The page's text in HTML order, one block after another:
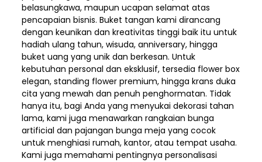
belasungkawa, maupun ucapan selamat atas
pencapaian bisnis. Buket tangan kami dirancang
dengan keunikan dan kreativitas tinggi baik itu untuk
hadiah ulang tahun, wisuda, anniversary, hingga
buket uang yang unik dan berkesan. Untuk
kebutuhan personal dan eksklusif, tersedia flower box
elegan, standing flower premium, hingga krans duka
cita yang mewah dan penuh penghormatan. Tidak
hanya itu, bagi Anda yang menyukai dekorasi tahan
lama, kami juga menawarkan rangkaian bunga
artificial dan pajangan bunga meja yang cocok
untuk menghiasi rumah, kantor, atau tempat usaha.
Kami juga memahami pentingnya personalisasi